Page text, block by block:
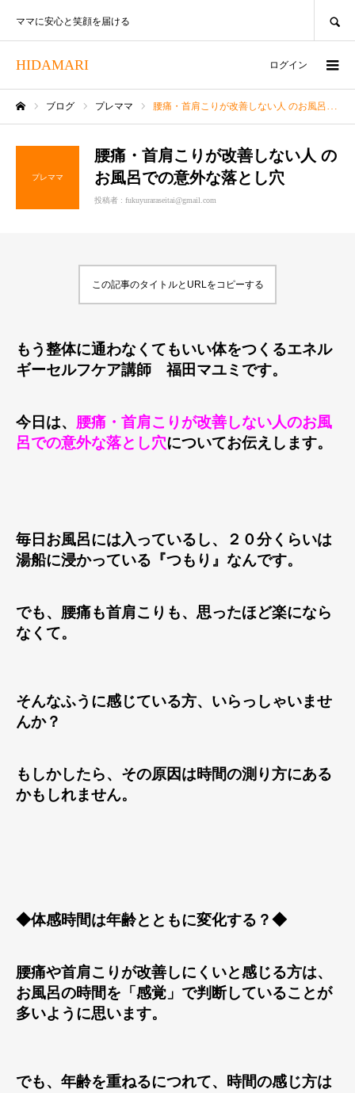
HIDAMARI
ママに安心と笑顔を届ける
ログイン
ブログ プレママ 腰痛・首肩こりが改善しない人 のお風呂での意外な落とし穴
プレママ
腰痛・首肩こりが改善しない人 の
お風呂での意外な落とし穴
投稿者 : fukuyuraraseitai@gmail.com
この記事のタイトルとURLをコピーする
もう整体に通わなくてもいい体をつくるエネル
ギーセルフケア講師 福田マユミです。
今日は、 腰痛・首肩こりが改善しない人のお風
呂での意外な落とし穴についてお伝えします。
毎日お風呂には入っているし、２０分くらいは
湯船に浸かっている『つもり』なんです。
でも、腰痛も首肩こりも、思ったほど楽になら
なくて。
そんなふうに感じている方、いらっしゃいませ
んか？
もしかしたら、その原因は時間の測り方にある
かもしれません。
◆体感時間は年齢とともに変化する？◆
腰痛や首肩こりが改善しにくいと感じる方は、
お風呂の時間を「感覚」で判断していることが
多いように思います。
でも、年齢を重ねるにつれて、時間の感じ方は